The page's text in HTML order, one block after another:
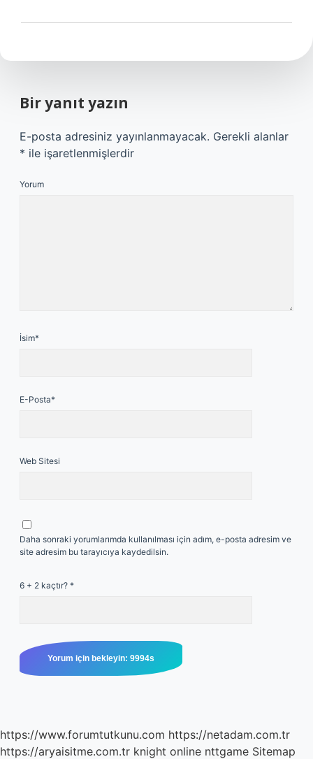
Bir yanıt yazın
E-posta adresiniz yayınlanmayacak. Gerekli alanlar
* ile işaretlenmişlerdir
Yorum
İsim*
E-Posta*
Web Sitesi
Daha sonraki yorumlarımda kullanılması için adım, e-posta adresim ve
site adresim bu tarayıcıya kaydedilsin.
6 + 2 kaçtır? *
https://www.forumtutkunu.com https://netadam.com.tr
https://aryaisitme.com.tr knight online nttgame Sitemap